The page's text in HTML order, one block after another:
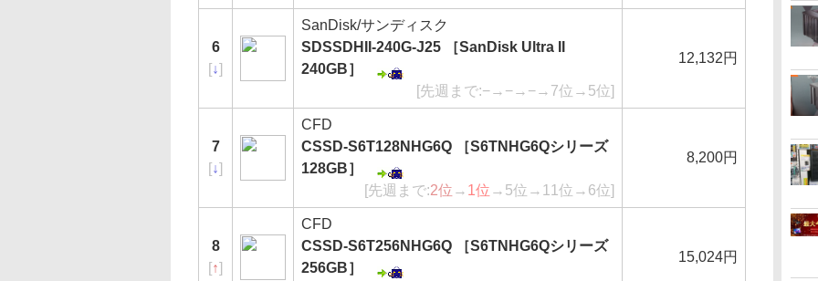
6
[↓]
SanDisk/サンディスク
SDSSDHII-240G-J25 ［SanDisk Ultra II
240GB］
[先週まで:−→−→−→7位→5位]
12,132円
7
[↓]
CFD
CSSD-S6T128NHG6Q ［S6TNHG6Qシリーズ
128GB］
[先週まで:2位 → 1位 →5位→11位→6位]
8,200円
8
[↑]
CFD
CSSD-S6T256NHG6Q ［S6TNHG6Qシリーズ
256GB］
15,024円